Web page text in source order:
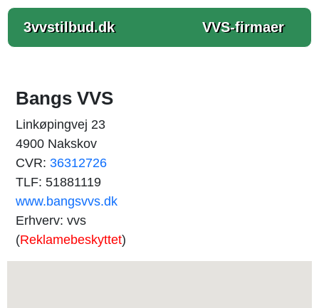
3vvstilbud.dk VVS-firmaer
Bangs VVS
Linkøpingvej 23
4900 Nakskov
CVR: 36312726
TLF: 51881119
www.bangsvvs.dk
Erhverv: vvs
(Reklamebeskyttet)